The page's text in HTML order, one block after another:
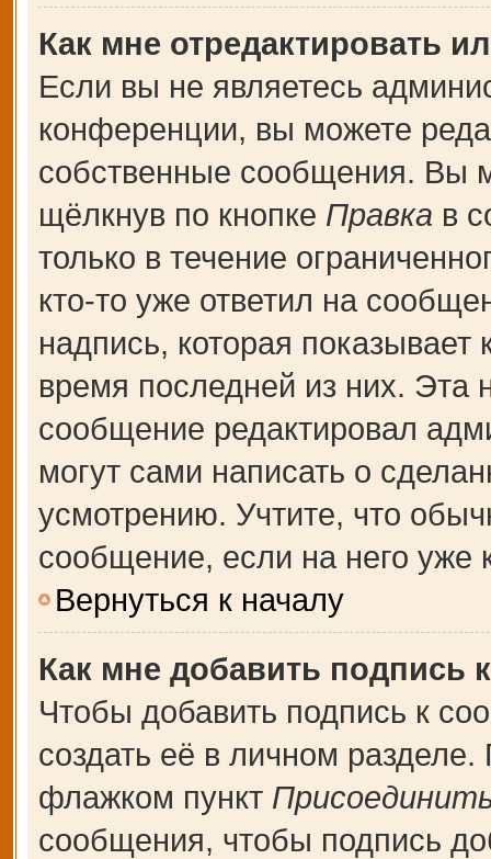
Как мне отредактировать
Если вы не являетесь
конференции, вы можете
собственные сообщения. Вы
щёлкнув по кнопке Правка в
только в течение
кто-то уже ответил на
надпись, которая показывает
время последней из них. Эта
сообщение редактировал
могут сами написать о
усмотрению. Учтите, что
сообщение, если на него уже
Вернуться к началу
Как мне добавить подпись
Чтобы добавить подпись к
создать её в личном
флажком пункт
сообщения, чтобы подпись